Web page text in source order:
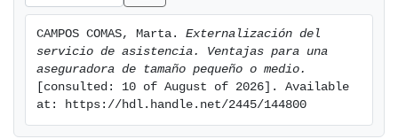
CAMPOS COMAS, Marta. Externalización del
servicio de asistencia. Ventajas para una
aseguradora de tamaño pequeño o medio.
[consulted: 10 of August of 2026]. Available
at: https://hdl.handle.net/2445/144800